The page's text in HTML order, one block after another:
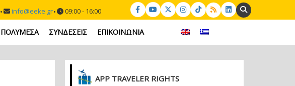
info@eeke.gr 09:00 - 16:00 Search:
ΠΟΛΥΜΕΣΑ ΣΥΝΔΕΣΕΙΣ ΕΠΙΚΟΙΝΩΝΙΑ
APP TRAVELER RIGHTS